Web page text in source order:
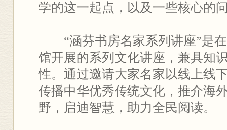
学的这一起点，以及一些核心的
“涵芬书房名家系列讲座”是
馆开展的系列文化讲座，兼具知
性。通过邀请大家名家以线上线
传播中华优秀传统文化，推介海
野，启迪智慧，助力全民阅读。